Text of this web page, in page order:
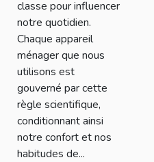
classe pour influencer
notre quotidien.
Chaque appareil
ménager que nous
utilisons est
gouverné par cette
règle scientifique,
conditionnant ainsi
notre confort et nos
habitudes de...